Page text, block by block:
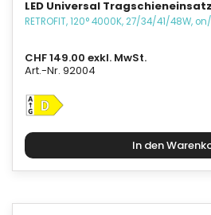
LED Universal Tragschieneinsatz
RETROFIT, 120° 4000K, 27/34/41/48W,
CHF 149.00 exkl. MwSt.
Art.-Nr. 92004